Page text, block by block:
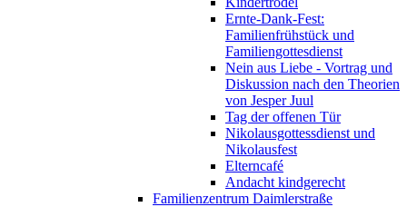
Ernte-Dank-Fest:
Familienfrühstück und
Familiengottesdienst
Nein aus Liebe - Vortrag und
Diskussion nach den Theorien
von Jesper Juul
Tag der offenen Tür
Nikolausgottessdienst und
Nikolausfest
Elterncafé
Andacht kindgerecht
Familienzentrum Daimlerstraße